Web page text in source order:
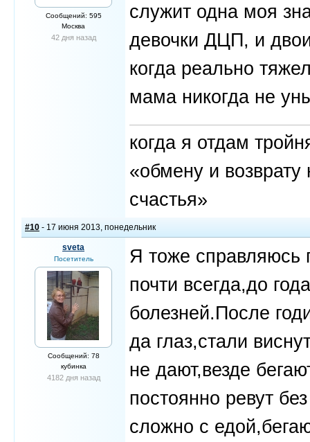
Сообщений: 595
Москва
42 дня назад
служит одна моя
девочки ДЦП, и
когда реально
мама никогда не
когда я отдам
«обмену и
счастья»
#10 - 17 июня 2013, понедельник
sveta
Посетитель
Сообщений: 78
кубинка
4182 дня назад
Я тоже справляюсь
почти всегда,до
болезней.После
да глаз,стали
не дают,везде
постоянно ревут
сложно с